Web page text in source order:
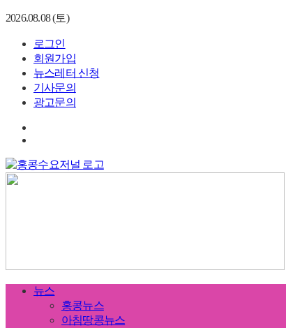
2026.08.08 (토)
로그인
회원가입
뉴스레터 신청
기사문의
광고문의
뉴스
홍콩뉴스
아침땅콩뉴스